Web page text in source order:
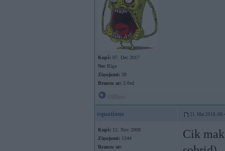
Kopš: 07. Dec 2017
No: Rīga
Ziņojumi: 39
Braucu ar: 3.0sd
equations 21. Mar 2018,
Kopš: 12. Nov 2008
Ziņojumi: 1344
Braucu ar:
Cik